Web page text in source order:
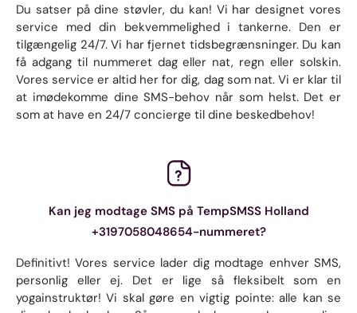
Du satser på dine støvler, du kan! Vi har designet vores
service med din bekvemmelighed i tankerne. Den er
tilgængelig 24/7. Vi har fjernet tidsbegrænsninger. Du kan
få adgang til nummeret dag eller nat, regn eller solskin.
Vores service er altid her for dig, dag som nat. Vi er klar til
at imødekomme dine SMS-behov når som helst. Det er
som at have en 24/7 concierge til dine beskedbehov!
Kan jeg modtage SMS på TempSMSS Holland
+3197058048654-nummeret?
Definitivt! Vores service lader dig modtage enhver SMS,
personlig eller ej. Det er lige så fleksibelt som en
yogainstruktør! Vi skal gøre en vigtig pointe: alle kan se